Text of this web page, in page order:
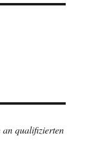
qualifizierten